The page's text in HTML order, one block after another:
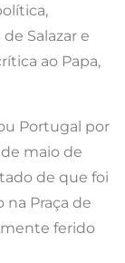
Salazar e
ao Papa,
Portugal por
de maio de
de que foi
na Praça de
ferido